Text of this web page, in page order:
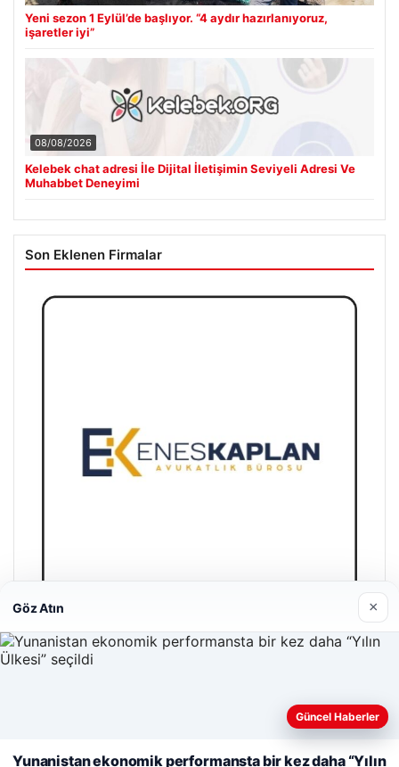
Yeni sezon 1 Eylül’de başlıyor. “4 aydır hazırlanıyoruz,
işaretler iyi”
08/08/2026
Kelebek chat adresi İle Dijital İletişimin Seviyeli Adresi Ve
Muhabbet Deneyimi
Son Eklenen Firmalar
Enes Kaplan Avukatlık Bürosu
28/04/2026
Web sitemizi nasıl kullandığınızı daha iyi anlayabilmek,
Göz Atın ×
Güncel Haberler
Yunanistan ekonomik performansta bir kez daha “Yılın